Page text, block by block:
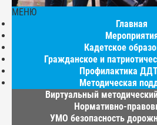
МЕНЮ
Главная
Кадетское
Гражданское и
Профилактика
Методическая
Виртуальный
Нормативно-
УМО безопасность